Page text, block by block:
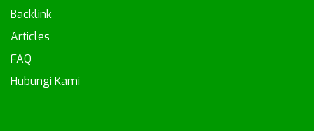
Backlink
Articles
FAQ
Hubungi Kami